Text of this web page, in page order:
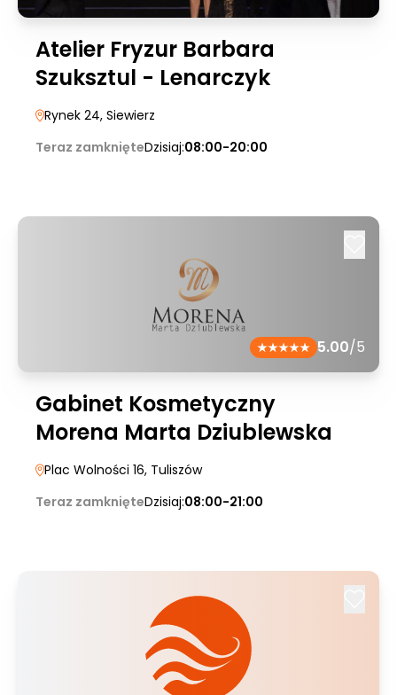
Atelier Fryzur Barbara
Szuksztul - Lenarczyk
Rynek 24, Siewierz
Teraz zamknięteDzisiaj:08:00-20:00
5.00/5
Gabinet Kosmetyczny
Morena Marta Dziublewska
Plac Wolności 16, Tuliszów
Teraz zamknięteDzisiaj:08:00-21:00